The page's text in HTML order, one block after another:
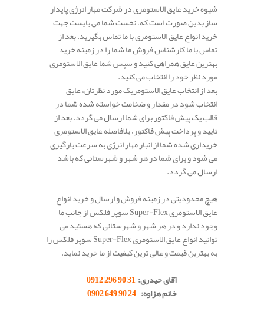
شیوه خرید عایق الاستومری در شرکت مهار انرژی پایدار
ساز بدین صورت است که، نخست شما می بایست جهت
خرید انواع عایق الاستومری با ما تماس بگیرید. بعد از
تماس با ما کارشناس فروش ما شما را در زمینه خرید
بهترین عایق همراهی کنید و سپس شما عایق الاستومری
مورد نظر خود را انتخاب می کنید.
بعد از انتخاب عایق الاستومریک مورد نظرتان، عایق
انتخاب شود در مقدار و ضخامت خواسته شده شما در
قالب یک پیش فاکتور برای شما ارسال می گردد. بعد از
تایید و پرداخت پیش فاکتور، بلافاصله عایق الاستومری
خریداری شده شما از انبار مهار انرژی به سرعت بارگیری
می شود و برای شما در هر شهر و شهرستانی که باشد
ارسال می گردد.
هیچ محدودیتی در زمینه فروش و ارسال و خرید انواع
عایق الاستومری Super-Flex سوپر فلکس از جانب ما
وجود ندارد و در هر شهر و شهرستانی که هستید می
توانید انواع عایق الاستومری Super-Flex سوپر فلکس را
به بهترین قیمت و عالی ترین کیفیت از ما خرید نماید.
آقای حیدری:31 90 296 0912
خانم هزاوه: 24 90 649 0902